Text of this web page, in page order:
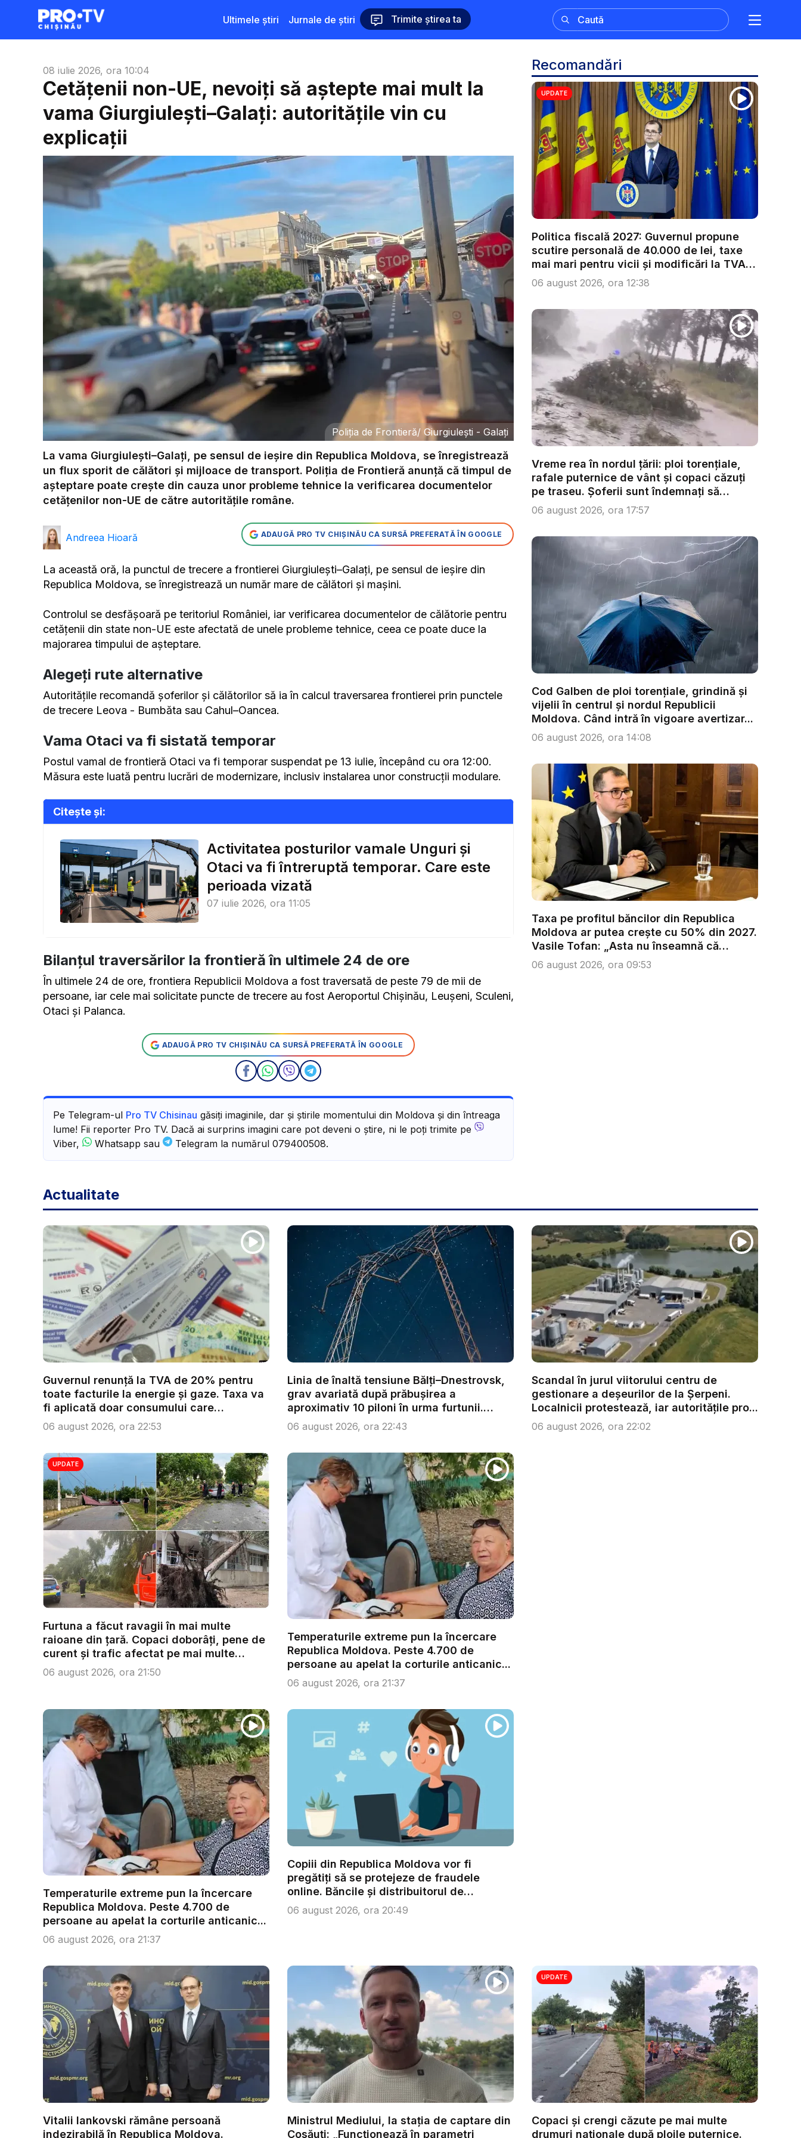
Ultimele știri Jurnale de știri Trimite știrea ta
08 iulie 2026, ora 10:04
Cetățenii non-UE, nevoiți să aștepte mai mult la
vama Giurgiulești–Galați: autoritățile vin cu
explicații
Poliția de Frontieră/ Giurgiulești - Galați
La vama Giurgiulești–Galați, pe sensul de ieșire din Republica Moldova, se înregistrează
un flux sporit de călători și mijloace de transport. Poliția de Frontieră anunță că timpul de
așteptare poate crește din cauza unor probleme tehnice la verificarea documentelor
cetățenilor non-UE de către autoritățile române.
Andreea Hioară ADAUGĂ PRO TV CHIȘINĂU CA SURSĂ PREFERATĂ ÎN GOOGLE
La această oră, la punctul de trecere a frontierei Giurgiulești–Galați, pe sensul de ieșire din
Republica Moldova, se înregistrează un număr mare de călători și mașini.
Controlul se desfășoară pe teritoriul României, iar verificarea documentelor de călătorie pentru
cetățenii din state non-UE este afectată de unele probleme tehnice, ceea ce poate duce la
majorarea timpului de așteptare.
Alegeți rute alternative
Autoritățile recomandă șoferilor și călătorilor să ia în calcul traversarea frontierei prin punctele
de trecere Leova - Bumbăta sau Cahul–Oancea.
Vama Otaci va fi sistată temporar
Postul vamal de frontieră Otaci va fi temporar suspendat pe 13 iulie, începând cu ora 12:00.
Măsura este luată pentru lucrări de modernizare, inclusiv instalarea unor construcții modulare.
Citește și:
Activitatea posturilor vamale Unguri și
Otaci va fi întreruptă temporar. Care este
perioada vizată
07 iulie 2026, ora 11:05
Bilanțul traversărilor la frontieră în ultimele 24 de ore
În ultimele 24 de ore, frontiera Republicii Moldova a fost traversată de peste 79 de mii de
persoane, iar cele mai solicitate puncte de trecere au fost Aeroportul Chișinău, Leușeni, Sculeni,
Otaci și Palanca.
ADAUGĂ PRO TV CHIȘINĂU CA SURSĂ PREFERATĂ ÎN GOOGLE
Pe Telegram-ul Pro TV Chisinau găsiți imaginile, dar și știrile momentului din Moldova și din întreaga
lume! Fii reporter Pro TV. Dacă ai surprins imagini care pot deveni o știre, ni le poți trimite pe
Viber,
Whatsapp sau Telegram la numărul 079400508.
Recomandări
UPDATE
Politica fiscală 2027: Guvernul propune
scutire personală de 40.000 de lei, taxe
mai mari pentru vicii și modificări la TVA.
...
06 august 2026, ora 12:38
Vreme rea în nordul țării: ploi torențiale,
rafale puternice de vânt și copaci căzuți
pe traseu. Șoferii sunt îndemnați să
condu...
06 august 2026, ora 17:57
Cod Galben de ploi torențiale, grindină și
vijelii în centrul și nordul Republicii
Moldova. Când intră în vigoare avertizar...
06 august 2026, ora 14:08
Taxa pe profitul băncilor din Republica
Moldova ar putea crește cu 50% din 2027.
Vasile Tofan: „Asta nu înseamnă că
trebu...
06 august 2026, ora 09:53
Actualitate
Guvernul renunță la TVA de 20% pentru
toate facturile la energie și gaze. Taxa va
fi aplicată doar consumului care
depășeș...
06 august 2026, ora 22:53
Linia de înaltă tensiune Bălți–Dnestrovsk,
grav avariată după prăbușirea a
aproximativ 10 piloni în urma furtunii.
Ech...
06 august 2026, ora 22:43
Scandal în jurul viitorului centru de
gestionare a deșeurilor de la Șerpeni.
Localnicii protestează, iar autoritățile pro...
06 august 2026, ora 22:02
UPDATE
Furtuna a făcut ravagii în mai multe
raioane din țară. Copaci doborâți, pene de
curent și trafic afectat pe mai multe
trase...
06 august 2026, ora 21:50
Temperaturile extreme pun la încercare
Republica Moldova. Peste 4.700 de
persoane au apelat la corturile anticanic...
06 august 2026, ora 21:37
Temperaturile extreme pun la încercare
Republica Moldova. Peste 4.700 de
persoane au apelat la corturile anticanic...
06 august 2026, ora 21:37
Copiii din Republica Moldova vor fi
pregătiți să se protejeze de fraudele
online. Băncile și distribuitorul de
energie...
06 august 2026, ora 20:49
Vitalii Iankovski rămâne persoană
indezirabilă în Republica Moldova.
Ministrul Mediului, la stația de captare din
Cosăuți: „Funcționează în parametri
UPDATE
Copaci și crengi căzute pe mai multe
drumuri naționale după ploile puternice.